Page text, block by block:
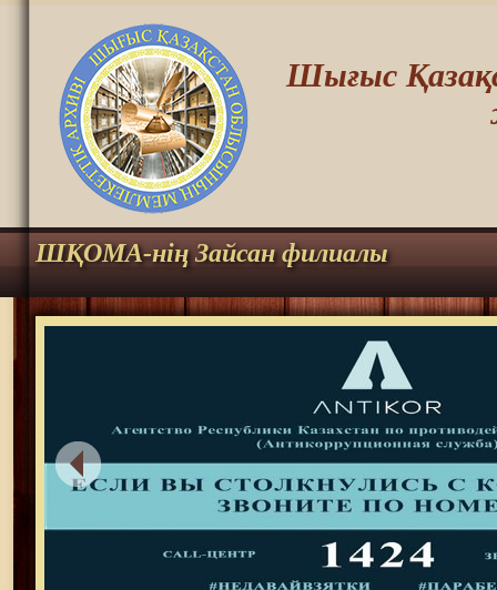
Шығыс
ШҚОМА-нің Зайсан филиалы